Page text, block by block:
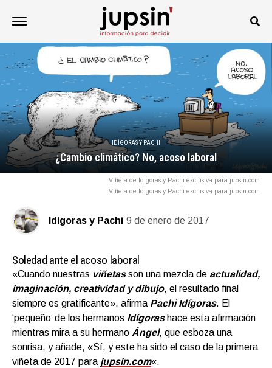
IDÍGORAS Y PACHI
¿Cambio climático? No, acoso laboral
Viñeta de Idigoras y Pachi exclusiva para jupsin.com
Viñeta de Idigoras y Pachi exclusiva para jupsin.com
Idígoras y Pachi 9 de enero de 2017
Soledad ante el acoso laboral
«Cuando nuestras viñetasson una mezcla de actualidad,
imaginación, creatividad y dibujo, el resultado final
siempre es gratificante», afirma Pachi Idígoras. El
‘pequeño’ de los hermanos Idígorashace esta afirmación
mientras mira a su hermano Ángel, que esboza una
sonrisa, y añade, «Sí, y este ha sido el caso de la primera
viñeta de 2017 para jupsin.com«.